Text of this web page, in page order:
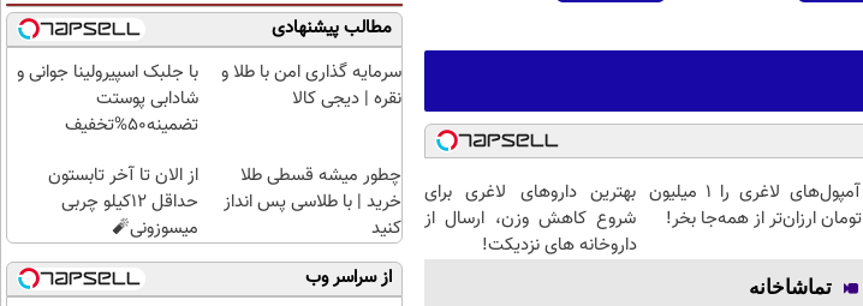
آمپول‌های لاغری را ۱ میلیون
تومان ارزان‌تر از همه‌جا بخر!
بهترین داروهای لاغری برای
شروع کاهش وزن، ارسال از
داروخانه های نزدیکت!
تماشاخانه
مطالب پیشنهادی
سرمایه گذاری امن با طلا و
نقره | دیجی کالا
با جلبک اسپیرولینا جوانی و
شادابی پوستت
تضمینه50%تخفیف
چطور میشه قسطی طلا
خرید | با طلاسی پس انداز
کنید
از الان تا آخر تابستون
حداقل 12کیلو چربی
میسوزونی🧨
از سراسر وب